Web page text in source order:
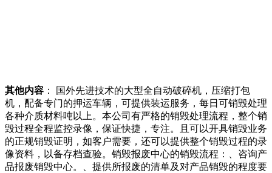
其他内容 ： 国外先进技术的大型全自动破碎机，压缩打包
机，配备专门的押运车辆，可提供装运服务，每日可销毁处理
各种介质材料吨以上。本公司有严格的销毁处理流程，整个销
毁过程全程监控录像，保证快捷，专注。且可以开具销毁业务
的正规销毁证明，如客户需要，还可以提供整个销毁过程的录
像资料，以备存档查验。销毁报废中心的销毁流程：、咨询产
品报废销毁中心。、提供所报废的清单及对产品销毁的程度要